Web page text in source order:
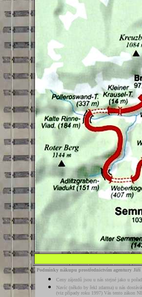
Podmínky nákupu prostřednictvím agentury Jiří
Ceny zájezdů jsou u nás stejné jako u
Navíc (někdo by řekl zdarma) u nás
(viz případy roku 1997) Vás tento zákon